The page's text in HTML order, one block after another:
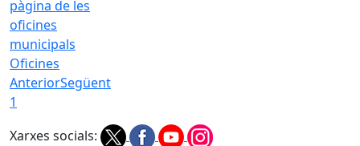
Oficines
AnteriorSegüent
1
Xarxes socials: